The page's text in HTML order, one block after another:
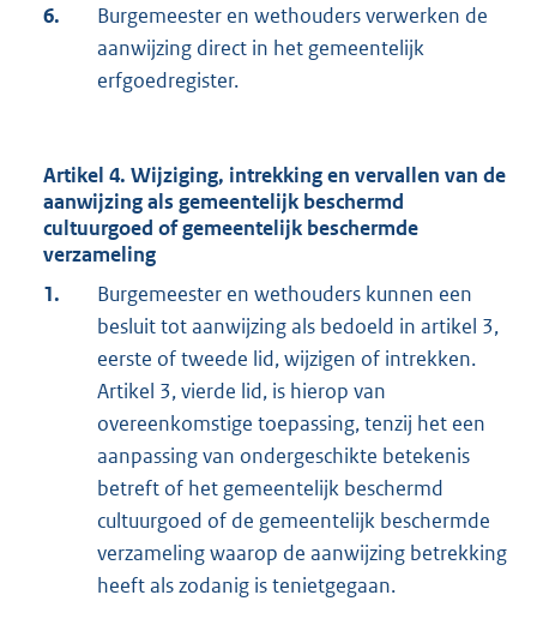
6.
Burgemeester en wethouders verwerken de
aanwijzing direct in het gemeentelijk
erfgoedregister.
Artikel 4. Wijziging, intrekking en vervallen van de
aanwijzing als gemeentelijk beschermd
cultuurgoed of gemeentelijk beschermde
verzameling
1.
Burgemeester en wethouders kunnen een
besluit tot aanwijzing als bedoeld in artikel 3,
eerste of tweede lid, wijzigen of intrekken.
Artikel 3, vierde lid, is hierop van
overeenkomstige toepassing, tenzij het een
aanpassing van ondergeschikte betekenis
betreft of het gemeentelijk beschermd
cultuurgoed of de gemeentelijk beschermde
verzameling waarop de aanwijzing betrekking
heeft als zodanig is tenietgegaan.